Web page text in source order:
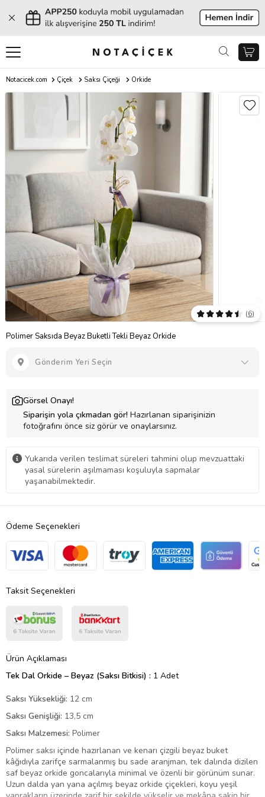
Notacicek.com Çiçek Saksı Çiçeği Orkide
Polimer Saksıda Beyaz Buketli Tekli Beyaz Orkide
(6)
Gönderim Yeri Seçin
Görsel Onayı!
Siparişin yola çıkmadan gör! Hazırlanan siparişinizin
fotoğrafını önce siz görür ve onaylarsınız.
Yukarıda verilen teslimat süreleri tahmini olup mevzuattaki
yasal sürelerin aşılmaması koşuluyla sapmalar
yaşanabilmektedir.
Ödeme Seçenekleri
Taksit Seçenekleri
Ürün Açıklaması
Tek Dal Orkide – Beyaz (Saksı Bitkisi) : 1 Adet
Saksı Yüksekliği: 12 cm
Saksı Genişliği: 13,5 cm
Saksı Malzemesi: Polimer
Polimer saksı içinde hazırlanan ve kenarı çizgili beyaz buket
kâğıdıyla zarifçe sarmalanmış bu sade aranjman, tek dalında dizilen
saf beyaz orkide goncalarıyla minimal ve özenli bir görünüm sunar.
Uzun dalda yan yana açılmış beyaz orkide çiçekleri, koyu yeşil